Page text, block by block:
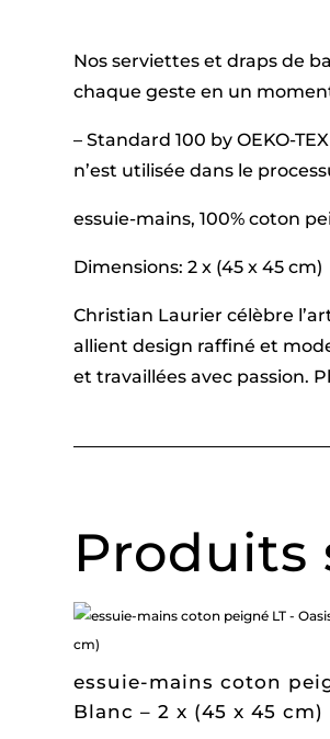
Nos serviettes et draps de
chaque geste en un
– Standard 100 by OEKO-
n’est utilisée dans le
essuie-mains, 100% coton
Dimensions: 2 x (45 x 45 cm)
Christian Laurier célèbre
allient design raffiné et
et travaillées avec passion.
Produits
essuie-mains coton
Blanc – 2 x (45 x 45 cm)